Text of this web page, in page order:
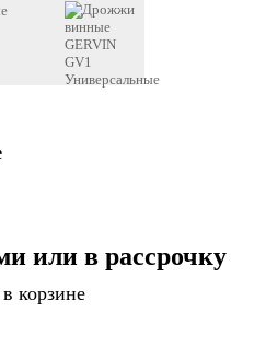
или в рассрочку
корзине